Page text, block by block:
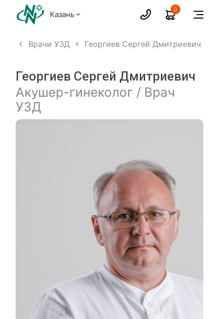
Казань
0
Врачи УЗД Георгиев Сергей Дмитриевич
Георгиев Сергей Дмитриевич
Акушер-гинеколог / Врач
УЗД